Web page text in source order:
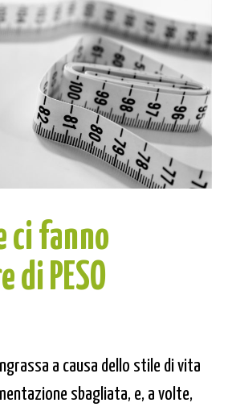
ci fanno
PESO
a causa dello stile di vita
sbagliata, e, a volte,